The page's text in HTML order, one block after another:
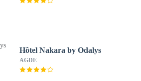
Hôtel Nakara by Odalys
AGDE